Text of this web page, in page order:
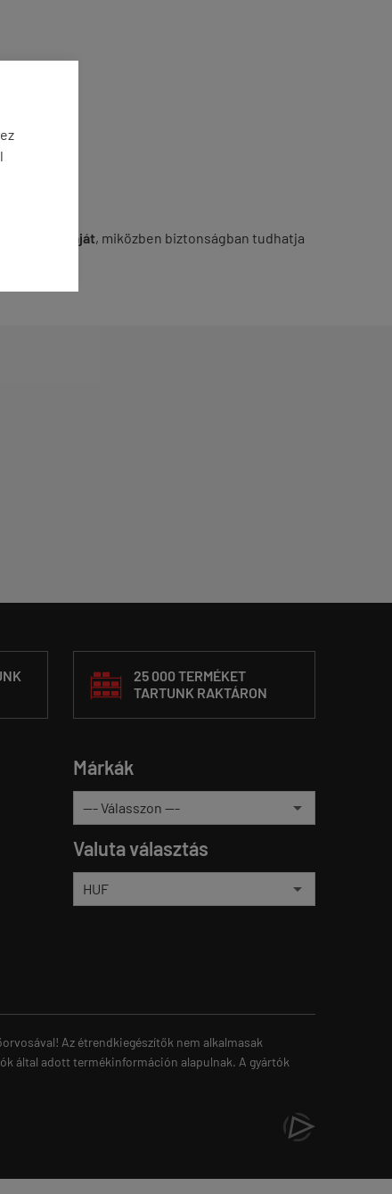
, miközben biztonságban tudhatja
25 000 TERMÉKET
TARTUNK RAKTÁRON
Márkák
Valuta választás
Az étrendkiegészítők nem alkalmasak
által adott termékinformáción alapulnak. A gyártók